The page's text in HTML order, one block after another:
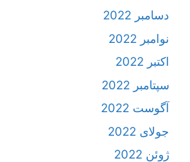
دسامبر 2022
نوامبر 2022
اکتبر 2022
سپتامبر 2022
آگوست 2022
جولای 2022
ژوئن 2022